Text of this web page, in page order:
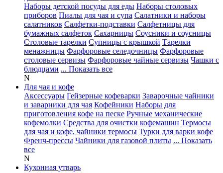
Наборы детской посуды для еды Наборы столовых
приборов Пиалы для чая и супа Салатники и наборы
салатников Салфетки-подставки Салфетницы для
бумажных салфеток Сахарницы Соусники и соусницы
Столовые тарелки Супницы с крышкой Тарелки
менажницы Фарфоровые селедочницы Фарфоровые
столовые сервизы Фарфоровые чайные сервизы Чашки с
блюдцами ... Показать все
N
Для чая и кофе
Аксессуары Гейзерные кофеварки Заварочные чайники
и заварники для чая Кофейники Наборы для
приготовления кофе на песке Ручные механические
кофемолки Средства для очистки кофемашин Термосы
для чая и кофе, чайники термосы Турки для варки кофе
Френч-прессы Чайники для газовой плиты ... Показать
все
N
Кухонная утварь